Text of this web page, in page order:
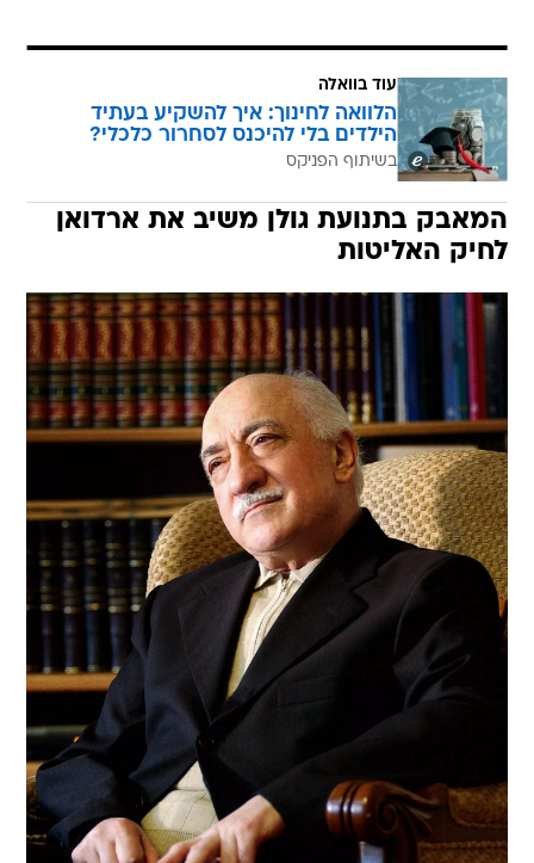
עוד בוואלה
הלוואה לחינוך: איך להשקיע בעתיד
הילדים בלי להיכנס לסחרור כלכלי?
בשיתוף הפניקס
המאבק בתנועת גולן משיב את ארדואן
לחיק האליטות